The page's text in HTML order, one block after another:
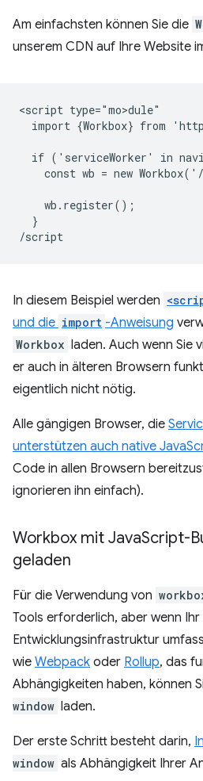
Am einfachsten können Sie die
unserem CDN auf Ihre Website
<script type="mo>dule"
import {Workbox} from
if ('serviceWorker' in
const wb = new
    wb.register();
  }
In diesem Beispiel werden
und die import -Anweisung
Workbox laden. Auch wenn Sie
er auch in älteren Browsern
eigentlich nicht nötig.
Alle gängigen Browser, die
unterstützen auch native
Code in allen Browsern
ignorieren ihn einfach).
Workbox mit JavaScript-
geladen
Für die Verwendung von
Tools erforderlich, aber wenn Ihr
Entwicklungsinfrastruktur
wie Webpack oder Rollup, das
Abhängigkeiten haben, können
window laden.
Der erste Schritt besteht darin,
window als Abhängigkeit Ihrer